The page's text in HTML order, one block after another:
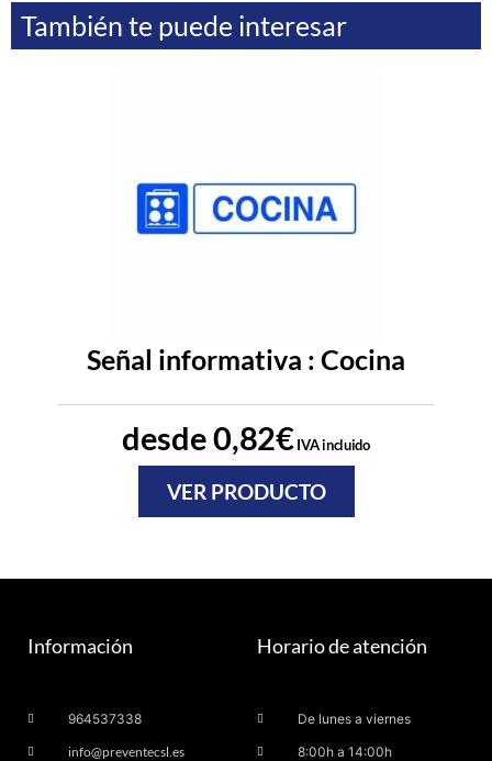
También te puede interesar
Señal informativa : Cocina
desde0,82€IVA incluido
VER PRODUCTO
Información
964537338
info@preventecsl.es
Horario de atención
De lunes a viernes
8:00h a 14:00h